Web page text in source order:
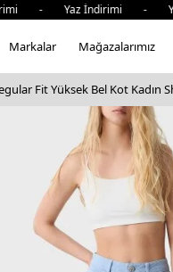
İndirimi -
Markalar Mağazalarımız
Fit Yüksek Bel Kot Kadın